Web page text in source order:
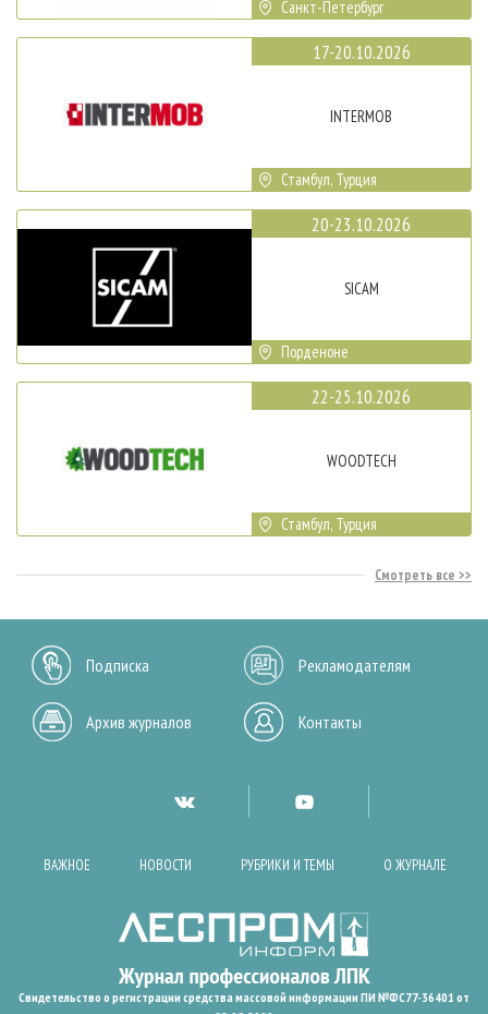
Санкт-Петербург
17-20.10.2026
INTERMOB
Стамбул, Турция
20-23.10.2026
SICAM
Порденоне
22-25.10.2026
WOODTECH
Стамбул, Турция
Смотреть все
Подписка Рекламодателям
Архив журналов Контакты
ВАЖНОЕ НОВОСТИ РУБРИКИ И ТЕМЫ О ЖУРНАЛЕ
Свидетельство о регистрации средства массовой информации ПИ №ФС77-36401 от